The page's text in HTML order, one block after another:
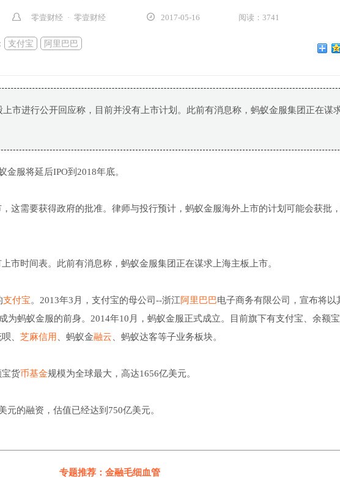
零壹财经 · 零壹财经 2017-05-16 阅读：3741
支付宝 阿里巴巴
市进行公开回应称，目前并没有上市计划。此前有消息称，蚂蚁金服集团正在谋
服将延后IPO到2018年底。
这需要获得政府的批准。律师与投行预计，蚂蚁金服海外上市的计划可能会获批
市时间表。此前有消息称，蚂蚁金服集团正在谋求上海主板上市。
支付宝。2013年3月，支付宝的母公司--浙江阿里巴巴电子商务有限公司，宣布将以
为蚂蚁金服的前身。2014年10月，蚂蚁金服正式成立。目前旗下有支付宝、余额宝
、 芝麻信用 、蚂蚁金融云 、蚂蚁达客等子业务板块。
宝货币基金规模为全球最大，高达1656亿美元。
的融资，估值已经达到750亿美元。
专题推荐：金融毛细血管